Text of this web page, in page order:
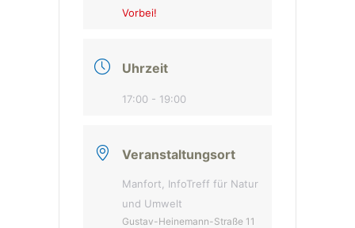
Vorbei!
Uhrzeit
17:00 - 19:00
Veranstaltungsort
Manfort, InfoTreff für Natur
und Umwelt
Gustav-Heinemann-Straße 11